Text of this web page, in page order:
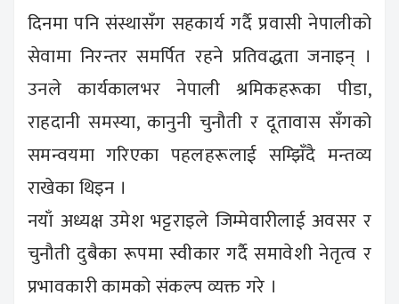
दिनमा पनि संस्थासँग सहकार्य गर्दै प्रवासी नेपालीको
सेवामा निरन्तर समर्पित रहने प्रतिवद्धता जनाइन् ।
उनले कार्यकालभर नेपाली श्रमिकहरूका पीडा,
राहदानी समस्या, कानुनी चुनौती र दूतावास सँगको
समन्वयमा गरिएका पहलहरूलाई सम्झिँदै मन्तव्य
राखेका थिइन ।
नयाँ अध्यक्ष उमेश भट्टराइले जिम्मेवारीलाई अवसर र
चुनौती दुबैका रूपमा स्वीकार गर्दै समावेशी नेतृत्व र
प्रभावकारी कामको संकल्प व्यक्त गरे ।